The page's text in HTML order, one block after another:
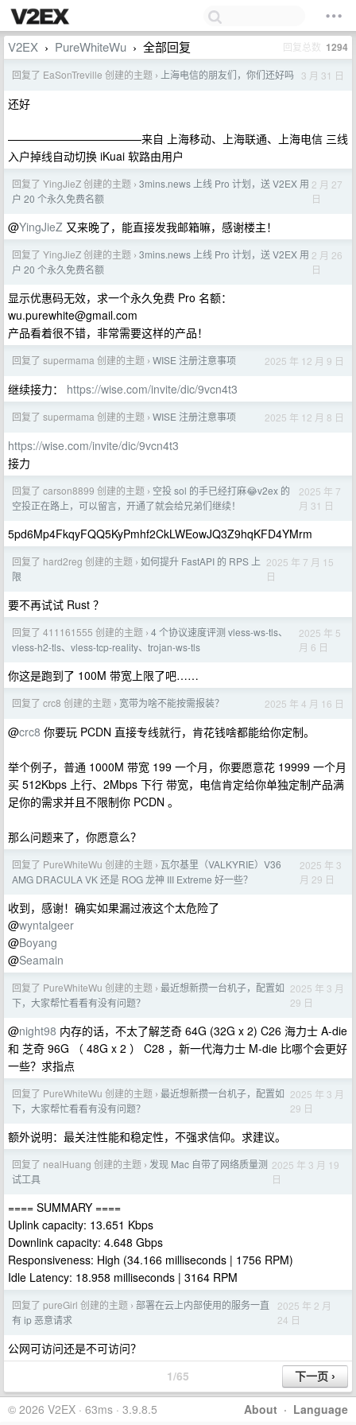
V2EX › PureWhiteWu › 全部回复 回复总数 1294
回复了 EaSonTreville 创建的主题 › 上海电信的朋友们，你们还好吗 3 月 31 日
还好
————————————来自 上海移动、上海联通、上海电信 三线
入户掉线自动切换 iKuai 软路由用户
回复了 YingJieZ 创建的主题 › 3mins.news 上线 Pro 计划，送 V2EX 用
户 20 个永久免费名额
2 月 27
日
@YingJieZ 又来晚了，能直接发我邮箱嘛，感谢楼主！
回复了 YingJieZ 创建的主题 › 3mins.news 上线 Pro 计划，送 V2EX 用
户 20 个永久免费名额
2 月 26
日
显示优惠码无效，求一个永久免费 Pro 名额：
wu.purewhite@gmail.com
产品看着很不错，非常需要这样的产品！
回复了 supermama 创建的主题 › WISE 注册注意事项 2025 年 12 月 9 日
继续接力： https://wise.com/invite/dic/9vcn4t3
回复了 supermama 创建的主题 › WISE 注册注意事项 2025 年 12 月 8 日
https://wise.com/invite/dic/9vcn4t3
接力
回复了 carson8899 创建的主题 › 空投 sol 的手已经打麻😂v2ex 的
空投正在路上，可以留言，开通了就会给兄弟们继续！
2025 年 7
月 31 日
5pd6Mp4FkqyFQQ5KyPmhf2CkLWEowJQ3Z9hqKFD4YMrm
回复了 hard2reg 创建的主题 › 如何提升 FastAPI 的 RPS 上
限
2025 年 7 月 15
日
要不再试试 Rust ？
回复了 411161555 创建的主题 › 4 个协议速度评测 vless-ws-tls、
vless-h2-tls、vless-tcp-reality、trojan-ws-tls
2025 年 5
月 6 日
你这是跑到了 100M 带宽上限了吧……
回复了 crc8 创建的主题 › 宽带为啥不能按需报装？ 2025 年 4 月 16 日
@crc8 你要玩 PCDN 直接专线就行，肯花钱啥都能给你定制。
举个例子，普通 1000M 带宽 199 一个月，你要愿意花 19999 一个月
买 512Kbps 上行、2Mbps 下行 带宽，电信肯定给你单独定制产品满
足你的需求并且不限制你 PCDN 。
那么问题来了，你愿意么？
回复了 PureWhiteWu 创建的主题 › 瓦尔基里（VALKYRIE）V36
AMG DRACULA VK 还是 ROG 龙神 III Extreme 好一些？
2025 年 3
月 29 日
收到，感谢！确实如果漏过液这个太危险了
@wyntalgeer
@Boyang
@Seamain
回复了 PureWhiteWu 创建的主题 › 最近想新攒一台机子，配置如
下，大家帮忙看看有没有问题？
2025 年 3 月
29 日
@night98 内存的话，不太了解芝奇 64G (32G x 2) C26 海力士 A-die
和 芝奇 96G （ 48G x 2 ） C28 ，新一代海力士 M-die 比哪个会更好
一些？求指点
回复了 PureWhiteWu 创建的主题 › 最近想新攒一台机子，配置如
下，大家帮忙看看有没有问题？
2025 年 3 月
29 日
额外说明：最关注性能和稳定性，不强求信仰。求建议。
回复了 nealHuang 创建的主题 › 发现 Mac 自带了网络质量测
试工具
2025 年 3 月 19
日
==== SUMMARY ====
Uplink capacity: 13.651 Kbps
Downlink capacity: 4.648 Gbps
Responsiveness: High (34.166 milliseconds | 1756 RPM)
Idle Latency: 18.958 milliseconds | 3164 RPM
回复了 pureGirl 创建的主题 › 部署在云上内部使用的服务一直
有 ip 恶意请求
2025 年 2 月
24 日
公网可访问还是不可访问？
1/65
About · Language
© 2026 V2EX · 63ms · 3.9.8.5